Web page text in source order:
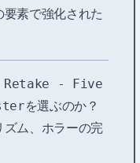
素で強化された
- Five
を選ぶのか？
ズム、ホラーの完